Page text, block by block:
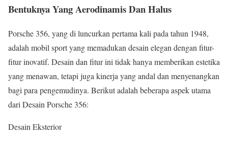
Bentuknya Yang Aerodinamis Dan Halus
Porsche 356, yang di luncurkan pertama kali pada tahun 1948,
adalah mobil sport yang memadukan desain elegan dengan fitur-
fitur inovatif. Desain dan fitur ini tidak hanya memberikan estetika
yang menawan, tetapi juga kinerja yang andal dan menyenangkan
bagi para pengemudinya. Berikut adalah beberapa aspek utama
dari Desain Porsche 356:
Desain Eksterior